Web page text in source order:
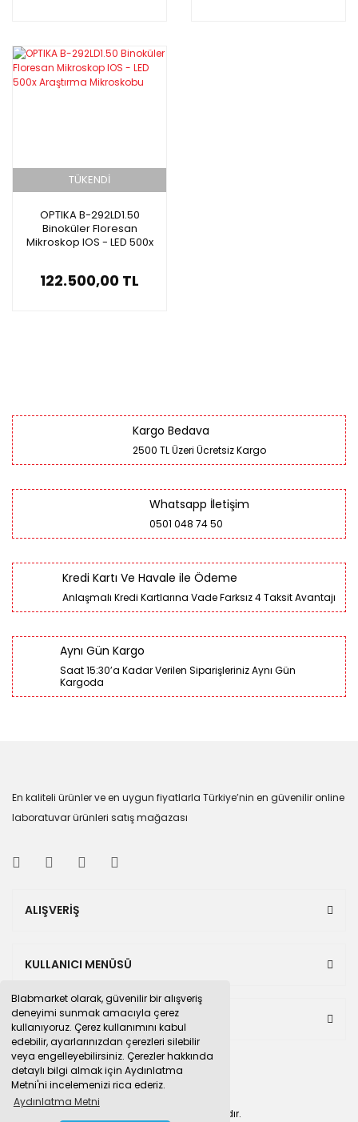
Blabmarket olarak, güvenilir bir alışveriş
deneyimi sunmak amacıyla çerez
kullanıyoruz. Çerez kullanımını kabul
edebilir, ayarlarınızdan çerezleri silebilir
veya engelleyebilirsiniz. Çerezler hakkında
detaylı bilgi almak için Aydınlatma
Metni'ni incelemenizi rica ederiz.
Aydınlatma Metni
TÜKENDİ
OPTIKA B-292LD1.50
Binoküler Floresan
Mikroskop IOS - LED 500x
122.500,00 TL
Kargo Bedava
2500 TL Üzeri Ücretsiz Kargo
Whatsapp İletişim
0501 048 74 50
Kredi Kartı Ve Havale ile Ödeme
Anlaşmalı Kredi Kartlarına Vade Farksız 4 Taksit Avantajı
Aynı Gün Kargo
Saat 15:30’a Kadar Verilen Siparişleriniz Aynı Gün
Kargoda
En kaliteli ürünler ve en uygun fiyatlarla Türkiye’nin en güvenilir online
laboratuvar ürünleri satış mağazası
ALIŞVERİŞ
KULLANICI MENÜSÜ
BULUNDUĞUMUZ PAZAR YERLERİ
Tüm hakları saklıdır.